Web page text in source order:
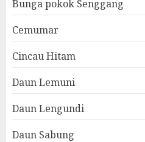
Bunga pokok Senggang
Cemumar
Cincau Hitam
Daun Lemuni
Daun Lengundi
Daun Sabung